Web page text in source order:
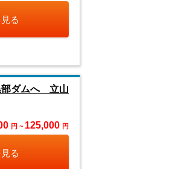
る
部ダムへ 立山
円 ~ 125,000 円
る